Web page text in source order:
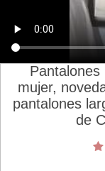
mujer,
pantalones
de